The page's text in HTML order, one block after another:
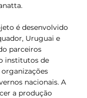
é desenvolvido
Uruguai e
parceiros
institutos de
nacionais. A
a produção